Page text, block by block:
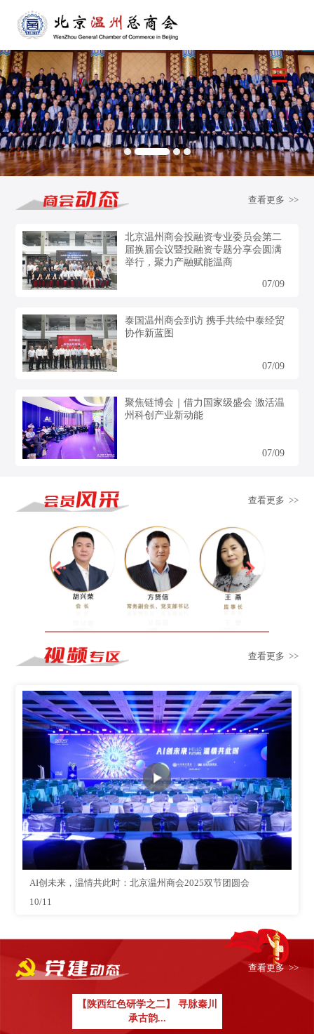
查看更多 >>
北京温州商会投融资专业委员会第二
届换届会议暨投融资专题分享会圆满
举行，聚力产融赋能温商
07/09
泰国温州商会到访 携手共绘中泰经贸
协作新蓝图
07/09
聚焦链博会｜借力国家级盛会 激活温
州科创产业新动能
07/09
查看更多 >>
查看更多 >>
AI创未来，温情共此时：北京温州商会2025双节团圆会
10/11
查看更多 >>
【陕西红色研学之二】 寻脉秦川
承古韵...